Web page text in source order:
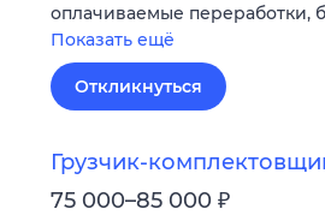
оплачиваемые переработки,
Показать ещё
Откликнуться
Грузчик-
75 000–85 000 ₽